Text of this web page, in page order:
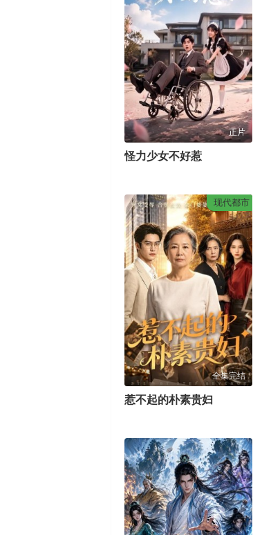
正片
怪力少女不好惹
现代都市
全集完结
惹不起的朴素贵妇